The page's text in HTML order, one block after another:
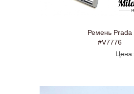
Ремень Prada
#V7776
Цена: